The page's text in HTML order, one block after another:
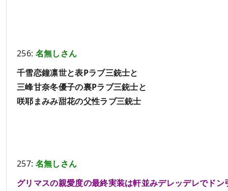
256: 名無しさん
千雪恋鐘凛世と表Pラブ三銃士と
三峰甘奈冬優子の裏Pラブ三銃士と
咲耶まみみ甜花の父性ラブ三銃士
257: 名無しさん
グリマスの親愛度の最終実装は軒並みデレッデレでドン